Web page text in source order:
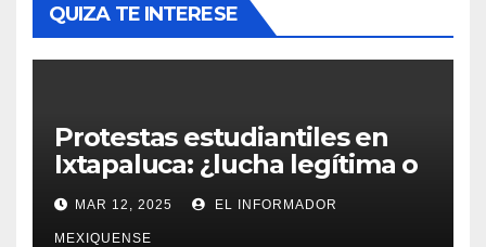
QUIZA TE INTERESE
Protestas estudiantiles en
Ixtapaluca: ¿lucha legítima o
presión política de Antorcha
Campesina?
MAR 12, 2025 EL INFORMADOR
MEXIQUENSE